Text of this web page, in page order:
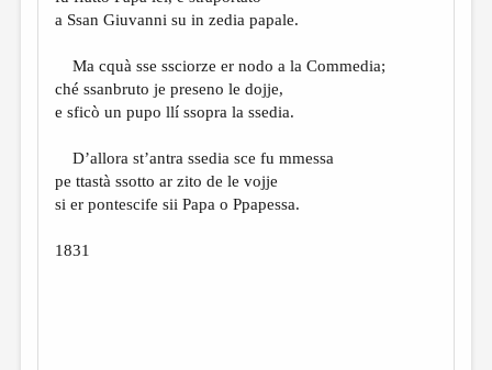
a Ssan Giuvanni su in zedia papale.
Ma cquà sse ssciorze er nodo a la Commedia;
ché ssanbruto je preseno le dojje,
e sficò un pupo llí ssopra la ssedia.
D’allora st’antra ssedia sce fu mmessa
pe ttastà ssotto ar zito de le vojje
si er pontescife sii Papa o Ppapessa.
1831